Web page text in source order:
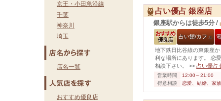
京王・小田急沿線
千葉
神奈川
埼玉
店名一覧
おすすめ優良店
占い優占 銀座店
銀座駅からは徒歩5分 /
おすすめ
優良店
占い館/カフェ
地下鉄日比谷線の東銀座
利な場所にあります。 恋
相談下さい。
>> 占い優占
営業時間
12:00～21:00
得意相談
恋愛、結婚、家